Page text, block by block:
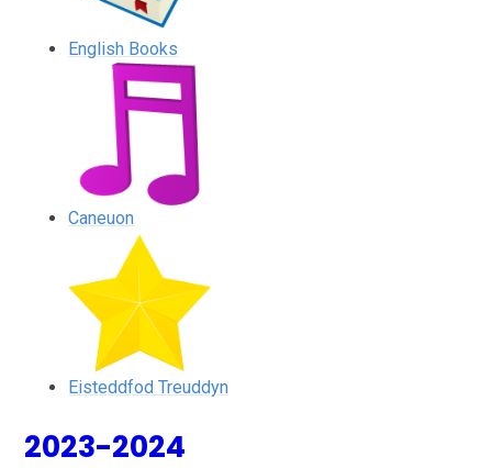
English Books
Caneuon
Eisteddfod Treuddyn
2023-2024